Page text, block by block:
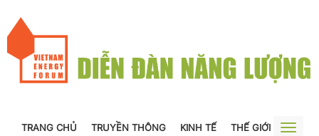
TRANG CHỦ TRUYỀN THÔNG KINH TẾ THẾ GIỚI
Toggle